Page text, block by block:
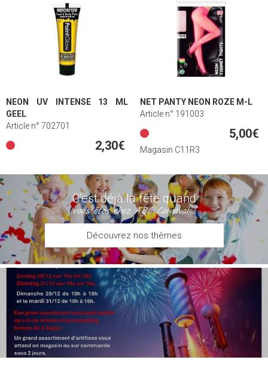
NEON UV INTENSE 13 ML
GEEL
Article n° 702701
2,30€
NET PANTY NEON ROZE M-L
Article n° 191003
5,00€
Magasin C11R3
C’est déjà la fête quand
vous êtes chez ABC Carnaval !
Découvrez nos thèmes